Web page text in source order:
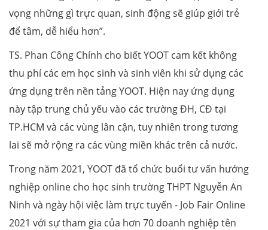
vọng những gì trực quan, sinh động sẽ giúp giới trẻ
để tâm, dễ hiểu hơn”.
TS. Phan Công Chính cho biết YOOT cam kết không
thu phí các em học sinh và sinh viên khi sử dụng các
ứng dụng trên nền tảng YOOT. Hiện nay ứng dụng
này tập trung chủ yếu vào các trường ĐH, CĐ tại
TP.HCM và các vùng lân cận, tuy nhiên trong tương
lai sẽ mở rộng ra các vùng miền khác trên cả nước.
Trong năm 2021, YOOT đã tổ chức buổi tư vấn hướng
nghiệp online cho học sinh trường THPT Nguyễn An
Ninh và ngày hội việc làm trực tuyến - Job Fair Online
2021 với sự tham gia của hơn 70 doanh nghiệp tên